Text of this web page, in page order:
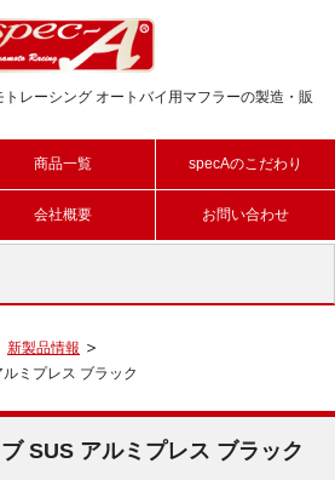
トレーシング オートバイ用マフラーの製造・販
商品一覧 specAのこだわり
会社概要 お問い合わせ
新製品情報
ミプレス ブラック
SUS アルミプレス ブラック